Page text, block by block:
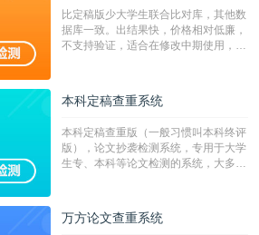
比定稿版少大学生联合比对库，其他数
据库一致。出结果快，价格相对低廉，
不支持验证，适合在修改中期使用，定
本科定稿查重系统
本科定稿查重版（一般习惯叫本科终评
版），论文抄袭检测系统，专用于大学
生专、本科等论文检测的系统，大多数
万方论文查重系统